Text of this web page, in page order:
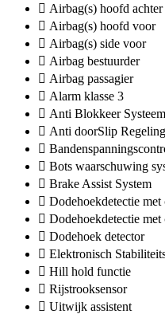
Airbag(s) hoofd achter
Airbag(s) hoofd voor
Airbag(s) side voor
Airbag bestuurder
Airbag passagier
Alarm klasse 3
Anti Blokkeer Systeem
Anti doorSlip Regeling
Bots waarschuwing
Brake Assist System
Dodehoekdetectie met
Dodehoekdetectie met
Dodehoek detector
Elektronisch
Hill hold functie
Rijstrooksensor
Uitwijk assistent